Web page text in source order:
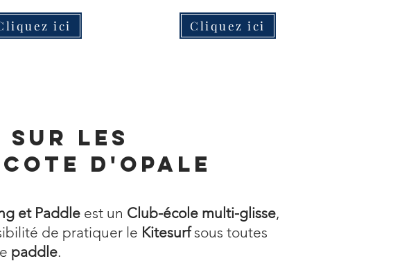
ici Cliquez ici
sur les
d'opale
et Paddle est un Club-école multi-glisse,
de pratiquer le Kitesurfsous toutes
paddle.